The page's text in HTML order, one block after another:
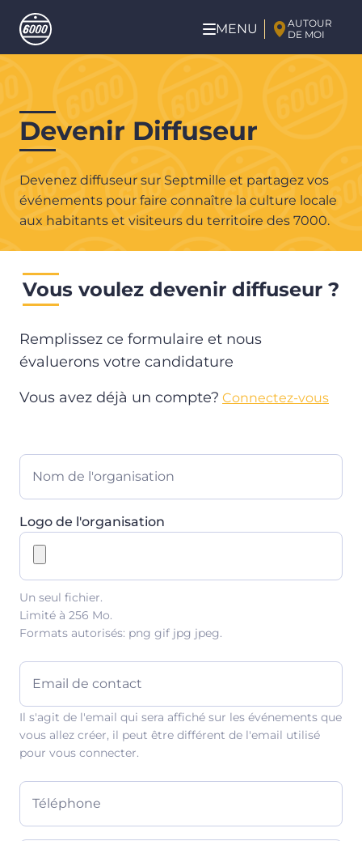
Aller au contenu principal
MENU
AUTOUR
DE MOI
principal
Devenir Diffuseur
Devenez diffuseur sur Septmille et partagez vos
événements pour faire connaître la culture locale
aux habitants et visiteurs du territoire des 7000.
Vous voulez devenir diffuseur ?
Remplissez ce formulaire et nous
évaluerons votre candidature
Vous avez déjà un compte? Connectez-vous
Nom de l'organisation
Logo de l'organisation
Un seul fichier.
Limité à 256 Mo.
Formats autorisés: png gif jpg jpeg.
Email de contact
Il s'agit de l'email qui sera affiché sur les événements que
vous allez créer, il peut être différent de l'email utilisé
pour vous connecter.
Téléphone